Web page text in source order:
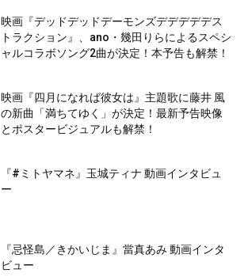
映画『デッドデッドデーモンズデデデデデス
トラクション』、ano・幾田りらによるスペシ
ャルコラボソング2曲が決定！本予告も解禁！
映画『四月になれば彼女は』主題歌に藤井 風
の新曲「満ちてゆく」が決定！最新予告映像
とポスタービジュアルも解禁！
『#ミトヤマネ』玉城ティナ 動画インタビュ
ー
『忌怪島／きかいじま』當真あみ 動画インタ
ビュー